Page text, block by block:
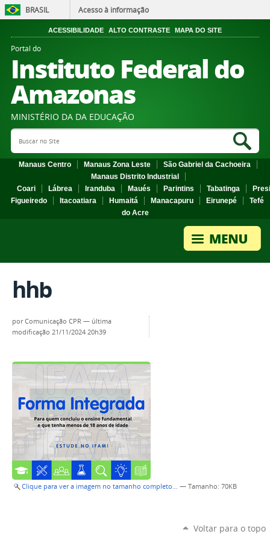
BRASIL Acesso à informação
ACESSIBILIDADE ALTO CONTRASTE MAPA DO SITE
Portal do
Instituto Federal do
Amazonas
MINISTÉRIO DA DA EDUCAÇÃO
Search Site
Manaus Centro Manaus Zona Leste
São Gabriel da Cachoeira
Manaus Distrito Industrial
Coari
Lábrea Iranduba Maués Parintins Tabatinga
Figueiredo
Itacoatiara Humaitá Manacapuru Eirunepé
Tefé
do Acre
hhb
porComunicação CPR — última
modificação 21/11/2024 20h39
Clique para ver a imagem no tamanho completo… — Tamanho: 70KB
Voltar para o topo